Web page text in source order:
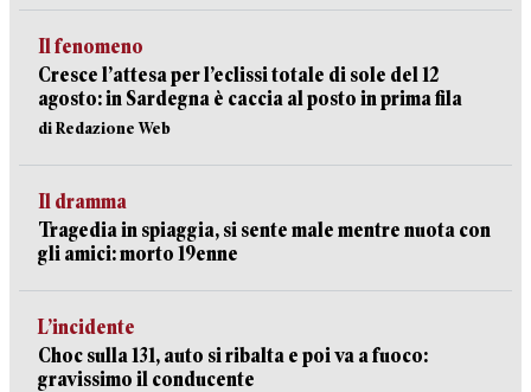
Il fenomeno
Cresce l’attesa per l’eclissi totale di sole del 12
agosto: in Sardegna è caccia al posto in prima fila
di Redazione Web
Il dramma
Tragedia in spiaggia, si sente male mentre nuota con
gli amici: morto 19enne
L’incidente
Choc sulla 131, auto si ribalta e poi va a fuoco:
gravissimo il conducente